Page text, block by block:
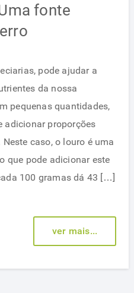
fonte
pode ajudar a
da nossa
pequenas quantidades,
adicionar proporções
caso, o louro é uma
que pode adicionar este
100 gramas dá 43 […]
ver mais...